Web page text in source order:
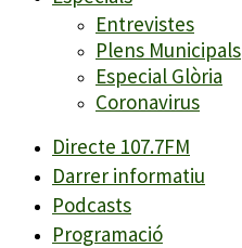
Entrevistes
Plens Municipals
Especial Glòria
Coronavirus
Directe 107.7FM
Darrer informatiu
Podcasts
Programació